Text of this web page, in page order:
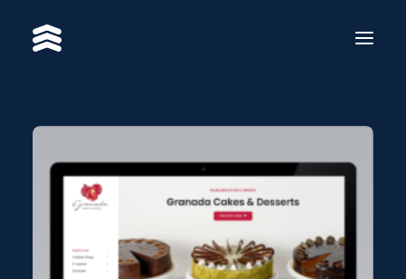
USLUGE
RE·BRAND
KONTAKT